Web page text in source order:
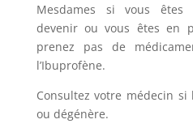
Mesdames si vous êtes
devenir ou vous êtes en
prenez pas de
l’Ibuprofène.
Consultez votre médecin si
ou dégénère.